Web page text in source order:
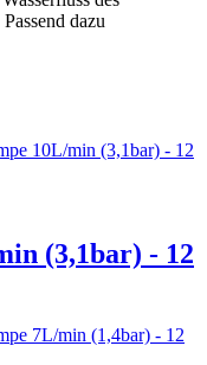
dazu
(3,1bar) - 12